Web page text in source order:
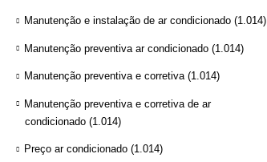
Manutenção e instalação de ar condicionado (1.014)
Manutenção preventiva ar condicionado (1.014)
Manutenção preventiva e corretiva(1.014)
Manutenção preventiva e corretiva de ar
condicionado (1.014)
Preço ar condicionado (1.014)